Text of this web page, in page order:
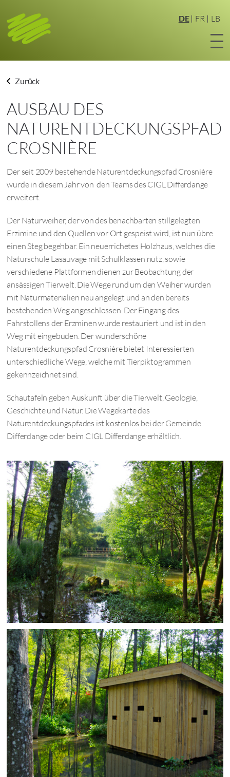
DE FR LB
Zurück
AUSBAU DES
NATURENTDECKUNGSPFAD
CROSNIÈRE
Der seit 2009 bestehende Naturentdeckungspfad Crosnière
wurde in diesem Jahr von den Teams des CIGL Differdange
erweitert.
Der Naturweiher, der von des benachbarten stillgelegten
Erzimine und den Quellen vor Ort gespeist wird, ist nun übre
einen Steg begehbar. Ein neuerrichetes Holzhaus, welches die
Naturschule Lasauvage mit Schulklassen nutz, sowie
verschiedene Plattformen dienen zur Beobachtung der
ansässigen Tierwelt. Die Wege rund um den Weiher wurden
mit Naturmaterialien neu angelegt und an den bereits
bestehenden Weg angeschlossen. Der Eingang des
Fahrstollens der Erzminen wurde restauriert und ist in den
Weg mit eingebuden. Der wunderschöne
Naturentdeckungspfad Crosnière bietet Interessierten
unterschiedliche Wege, welche mit Tierpiktogrammen
gekennzeichnet sind.
Schautafeln geben Auskunft über die Tierwelt, Geologie,
Geschichte und Natur. Die Wegekarte des
Naturentdeckungspfades ist kostenlos bei der Gemeinde
Differdange oder beim CIGL Differdange erhältlich.